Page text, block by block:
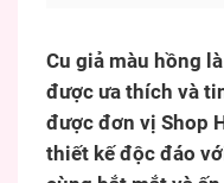
Cu giả màu hồng
được ưa thích và
được đơn vị Shop
thiết kế độc đáo